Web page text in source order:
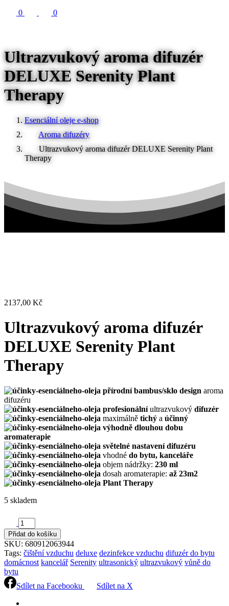
0 0
Ultrazvukový aroma difuzér
DELUXE Serenity Plant
Therapy
Esenciální oleje e-shop
Aroma difuzéry
Ultrazvukový aroma difuzér DELUXE Serenity Plant
Therapy
2137,00 Kč
Ultrazvukový aroma difuzér
DELUXE Serenity Plant
Therapy
přírodní bambus/sklo design aroma
difuzéru
profesionálníultrazvukový difuzér
maximálně tichý a účinný
výhodně dlouhou dobu
aromaterapie
světelné nastavení difuzéru
vhodné do bytu, kanceláře
objem nádržky: 230 ml
dosah aromaterapie: až 23m2
Plant Therapy
5 skladem
Ultrazvukový
aroma
difuzér
DELUXE
Serenity
Plant
Therapy
quantity
Přidat do košíku
SKU: 680912063944
Tags: čištění vzduchu deluxe dezinfekce vzduchu difuzér do bytu
domácnost kancelář Serenity ultrasonický ultrazvukový vůně do
bytu
Sdílet na Facebooku
Sdílet na X